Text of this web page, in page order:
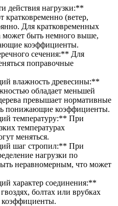
действия нагрузки:**
кратковременно (ветер,
Для кратковременных
может быть немного выше,
коэффициенты.
сечения:** Для
поправочные
влажность древесины:**
обладает меньшей
превышает нормативные
понижающие коэффициенты.
температуру:** При
температурах
меняться.
шаг стропил:** При
нагрузки по
неравномерным, что может
характер соединения:**
болтах или врубках
коэффициенты.